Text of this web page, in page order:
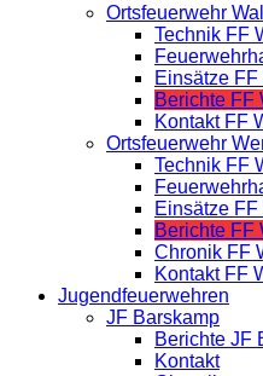
Ortsfeuerwehr
Technik FF
Einsätze FF
Berichte FF
Kontakt FF
Ortsfeuerwehr
Technik FF
Einsätze
Berichte FF
Chronik FF
Kontakt FF
Jugendfeuerwehren
JF Barskamp
Berichte JF
Kontakt